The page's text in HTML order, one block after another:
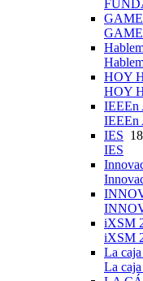
HOY
HOY
IES 18
IES
iXSM
iXSM
La
La